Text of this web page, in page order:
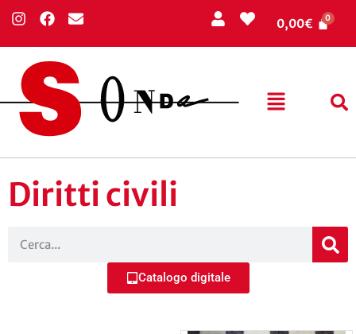
0,00€
Diritti civili
Catalogo digitale